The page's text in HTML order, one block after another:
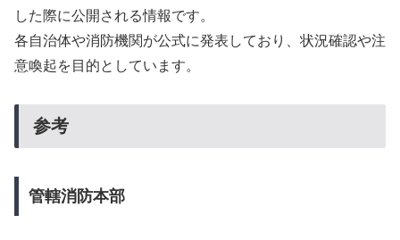
した際に公開される情報です。
各自治体や消防機関が公式に発表しており、状況確認や注
意喚起を目的としています。
参考
管轄消防本部